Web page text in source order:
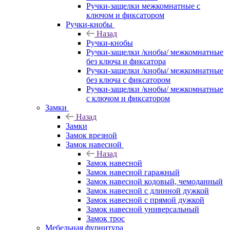
Ручки-защелки межкомнатные с
ключом и фиксатором
Ручки-кнобы
Назад
Ручки-кнобы
Ручки-защелки /кнобы/ межкомнатные
без ключа и фиксатора
Ручки-защелки /кнобы/ межкомнатные
без ключа с фиксатором
Ручки-защелки /кнобы/ межкомнатные
с ключом и фиксатором
Замки
Назад
Замки
Замок врезной
Замок навесной
Назад
Замок навесной
Замок навесной гаражный
Замок навесной кодовый, чемоданный
Замок навесной с длинной дужкой
Замок навесной с прямой дужкой
Замок навесной универсальный
Замок трос
Мебельная фурнитура